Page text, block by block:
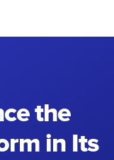
the
in Its